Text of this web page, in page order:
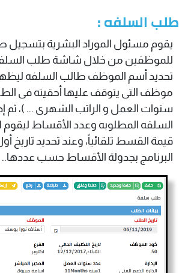
طلب السلفه :
يقوم مسئول الموراد البشرية بتسجيل
للموظفين من خلال شاشة طلب
تحديد أسم الموظف طالب السلفه ليظهر
موظف التى يتوقف عليها أحقيته فى
سنوات العمل و الراتب الشهرى ... )، ثم
السلفه المطلوبه وعدد الأقساط ليقوم
قيمة القسط تلقائياً، وعند تحديد
البرنامج بجدولة الأقساط حسب عددها..